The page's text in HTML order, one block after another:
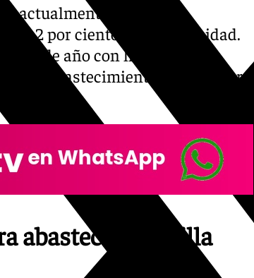
actualmente con 469,81
73,2 por ciento de su capacidad.
de año con lluvias como
el abastecimiento de agua para
abastecer a Sevilla